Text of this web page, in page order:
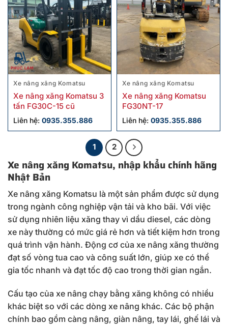
Xe nâng xăng Komatsu
Xe nâng xăng Komatsu 3
tấn FG30C-15 cũ
Liên hệ: 0935.355.886
Xe nâng xăng Komatsu
Xe nâng xăng Komatsu
FG30NT-17
Liên hệ: 0935.355.886
1 2
Xe nâng xăng Komatsu, nhập khẩu chính hãng
Nhật Bản
Xe nâng xăng Komatsu là một sản phẩm được sử dụng
trong ngành công nghiệp vận tải và kho bãi. Với việc
sử dụng nhiên liệu xăng thay vì dầu diesel, các dòng
xe này thường có mức giá rẻ hơn và tiết kiệm hơn trong
quá trình vận hành. Động cơ của xe nâng xăng thường
đạt số vòng tua cao và công suất lớn, giúp xe có thể
gia tốc nhanh và đạt tốc độ cao trong thời gian ngắn.
Cấu tạo của xe nâng chạy bằng xăng không có nhiều
khác biệt so với các dòng xe nâng khác. Các bộ phận
chính bao gồm càng nâng, giàn nâng, tay lái, ghế lái và